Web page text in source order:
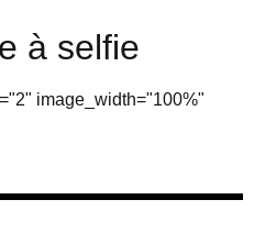
à selfie
image_width="100%"